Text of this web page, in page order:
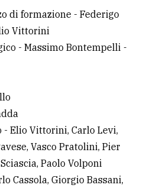
di formazione - Federigo
Vittorini
- Massimo Bontempelli -
Elio Vittorini, Carlo Levi,
Vasco Pratolini, Pier
Paolo Volponi
Cassola, Giorgio Bassani,